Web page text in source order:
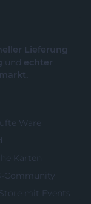
Lieferung
und echter
Ware
Karten
Community
mit Events